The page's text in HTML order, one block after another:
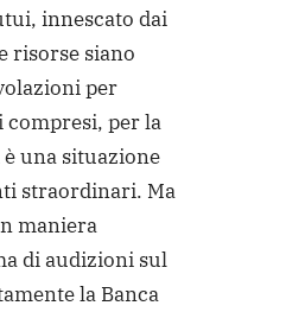
innescato dai
risorse siano
per
compresi, per la
una situazione
straordinari. Ma
maniera
di audizioni sul
la Banca